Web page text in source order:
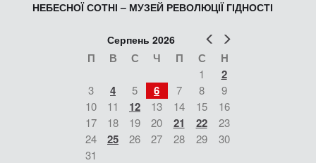
НЕБЕСНОЇ СОТНІ – МУЗЕЙ РЕВОЛЮЦІЇ ГІДНОСТІ
Попер
Серпень 2026
П В С Ч П С Н
1 2
3 4 5 6 7 8
9
10
11 12 13 14 15
16
17
18 19 20 21 22
23
24
25 26 27 28 29
30
31